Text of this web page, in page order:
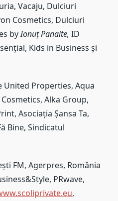
Vacaju, Dulciuri
Cosmetics, Dulciuri
byIonuț Panaite, ID
Kids in Business și
United Properties, Aqua
Alka Group,
Asociația Șansa Ta,
Bine, Sindicatul
FM, Agerpres, România
PRwave,
,